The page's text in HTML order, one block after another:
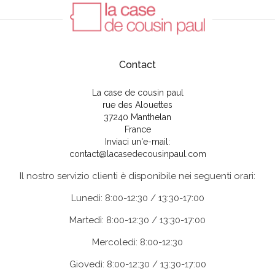
Contact
La case de cousin paul
rue des Alouettes
37240 Manthelan
France
Inviaci un'e-mail:
contact@lacasedecousinpaul.com
Il nostro servizio clienti è disponibile nei seguenti orari:
Lunedì: 8:00-12:30 / 13:30-17:00
Martedì: 8:00-12:30 / 13:30-17:00
Mercoledì: 8:00-12:30
Giovedì: 8:00-12:30 / 13:30-17:00